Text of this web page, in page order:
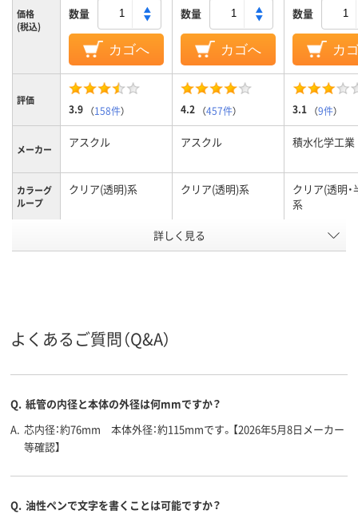
価格
(税込)
数量
カゴへ
数量
カゴへ
数量
カ
評価
3.9 （158件） 4.2 （457件） 3.1 （9件）
メーカー アスクル アスクル 積水化学工業
カラーグ
ループ
クリア(透明)系 クリア(透明)系
クリア(透明
系
イプ
油性マーカー可
油性マーカー
ね貼り可
スコア
20
詳しく見る
よくあるご質問（Q&A）
Q. 紙管の内径と本体の外径は何mmですか？
A. 芯内径：約76mm 本体外径：約115mmです。【2026年5月8日メーカー
等確認】
Q. 油性ペンで文字を書くことは可能ですか？